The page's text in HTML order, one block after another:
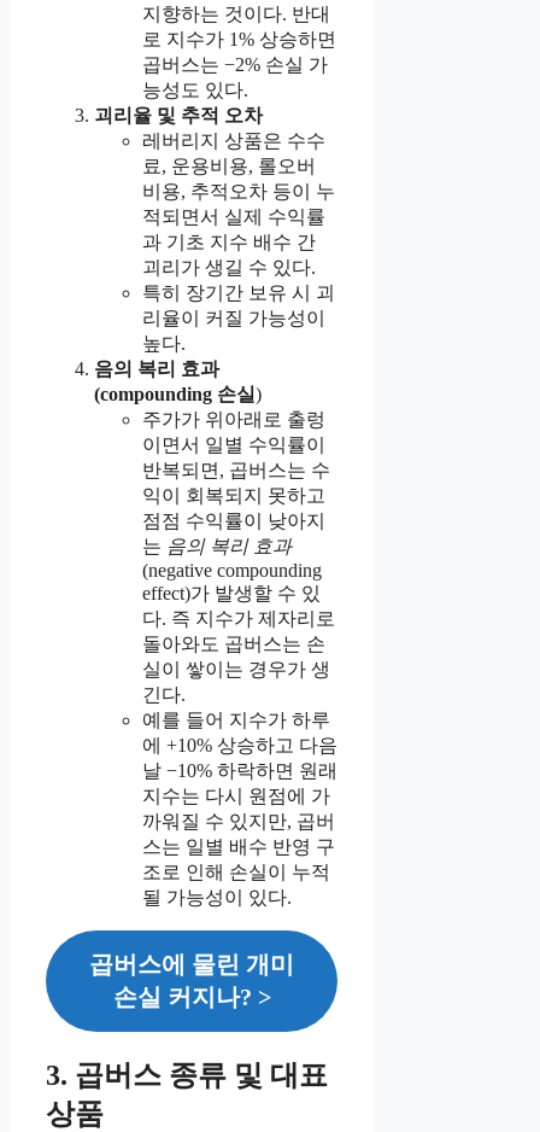
지향하는 것이다. 반대
로 지수가 1% 상승하면
곱버스는 −2% 손실 가
능성도 있다.
괴리율 및 추적 오차
레버리지 상품은 수수
료, 운용비용, 롤오버
비용, 추적오차 등이 누
적되면서 실제 수익률
과 기초 지수 배수 간
괴리가 생길 수 있다.
특히 장기간 보유 시 괴
리율이 커질 가능성이
높다.
음의 복리 효과
(compounding 손실)
주가가 위아래로 출렁
이면서 일별 수익률이
반복되면, 곱버스는 수
익이 회복되지 못하고
점점 수익률이 낮아지
는 음의 복리 효과
(negative compounding
effect)가 발생할 수 있
다. 즉 지수가 제자리로
돌아와도 곱버스는 손
실이 쌓이는 경우가 생
긴다.
예를 들어 지수가 하루
에 +10% 상승하고 다음
날 −10% 하락하면 원래
지수는 다시 원점에 가
까워질 수 있지만, 곱버
스는 일별 배수 반영 구
조로 인해 손실이 누적
될 가능성이 있다.
곱버스에 물린 개미
손실 커지나? >
3. 곱버스 종류 및 대표
상품